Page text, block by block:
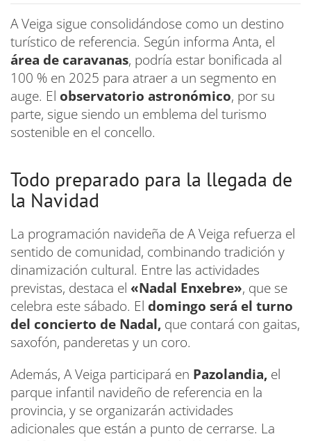
A Veiga sigue consolidándose como un destino
turístico de referencia. Según informa Anta, el
área de caravanas, podría estar bonificada al
100 % en 2025 para atraer a un segmento en
auge. El observatorio astronómico, por su
parte, sigue siendo un emblema del turismo
sostenible en el concello.
Todo preparado para la llegada de
la Navidad
La programación navideña de A Veiga refuerza el
sentido de comunidad, combinando tradición y
dinamización cultural. Entre las actividades
previstas, destaca el «Nadal Enxebre», que se
celebra este sábado. El domingo será el turno
del concierto de Nadal, que contará con gaitas,
saxofón, panderetas y un coro.
Además, A Veiga participará en Pazolandia, el
parque infantil navideño de referencia en la
provincia, y se organizarán actividades
adicionales que están a punto de cerrarse. La